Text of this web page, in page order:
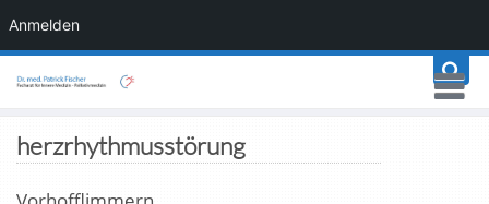
Anmelden
herzrhythmusstörung